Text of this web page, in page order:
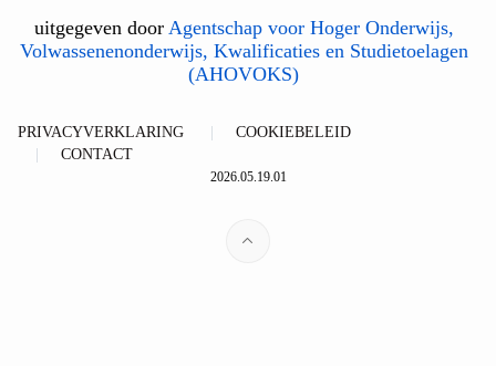
uitgegeven door Agentschap voor Hoger Onderwijs,
Volwassenenonderwijs, Kwalificaties en Studietoelagen
(AHOVOKS)
PRIVACYVERKLARING
COOKIEBELEID
CONTACT
2026.05.19.01